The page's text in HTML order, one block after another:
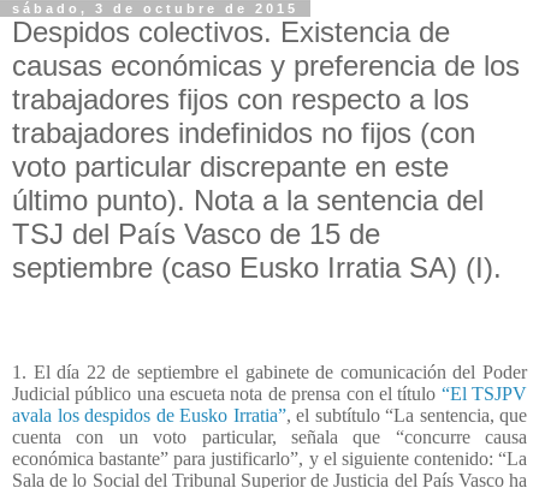
sábado, 3 de octubre de 2015
Despidos colectivos. Existencia de
causas económicas y preferencia de los
trabajadores fijos con respecto a los
trabajadores indefinidos no fijos (con
voto particular discrepante en este
último punto). Nota a la sentencia del
TSJ del País Vasco de 15 de
septiembre (caso Eusko Irratia SA) (I).
1. El día 22 de septiembre el gabinete de comunicación del Poder
Judicial público una escueta nota de prensa con el título “El TSJPV
avala los despidos de Eusko Irratia”, el subtítulo “La sentencia, que
cuenta con un voto particular, señala que “concurre causa
económica bastante” para justificarlo”, y el siguiente contenido: “La
Sala de lo Social del Tribunal Superior de Justicia del País Vasco ha